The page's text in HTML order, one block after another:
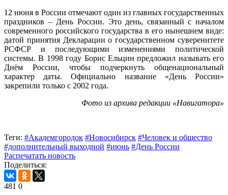
12 июня в России отмечают один из главных государственных
праздников – День России. Это день, связанный с началом
современного российского государства в его нынешнем виде:
датой принятия Декларации о государственном суверенитете
РСФСР и последующими изменениями политической
системы. В 1998 году Борис Ельцин предложил называть его
Днём России, чтобы подчеркнуть общенациональный
характер даты. Официально название «День России»
закрепили только с 2002 года.
Фото из архива редакции «Навигатора»
Теги: #Академгородок #Новосибирск #Человек и общество
#дополнительный выходной #июнь #День России
Распечатать новость
Поделиться:
481 0